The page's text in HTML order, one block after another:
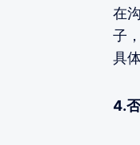
在
子
具
4.